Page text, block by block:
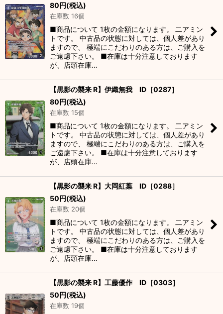
80円(税込)
在庫数 16個
■商品について 1枚の金額になります。 二アミン
トです。 中古品の状態に対しては、個人差があり
ますので、 極端にこだわりのある方は、ご購入を
ご遠慮下さい。 ■在庫は十分注意しております
が、店頭在庫…
【黒影の襲来 R】伊織無我 ID［0287］
80円(税込)
在庫数 15個
■商品について 1枚の金額になります。 二アミン
トです。 中古品の状態に対しては、個人差があり
ますので、 極端にこだわりのある方は、ご購入を
ご遠慮下さい。 ■在庫は十分注意しております
が、店頭在庫…
【黒影の襲来 R】大岡紅葉 ID［0288］
50円(税込)
在庫数 20個
■商品について 1枚の金額になります。 二アミン
トです。 中古品の状態に対しては、個人差があり
ますので、 極端にこだわりのある方は、ご購入を
ご遠慮下さい。 ■在庫は十分注意しております
が、店頭在庫…
【黒影の襲来 R】工藤優作 ID［0303］
50円(税込)
在庫数 19個